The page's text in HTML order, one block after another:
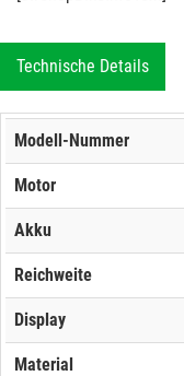
Technische Details
Modell-Nummer
Motor
Akku
Reichweite
Display
Material